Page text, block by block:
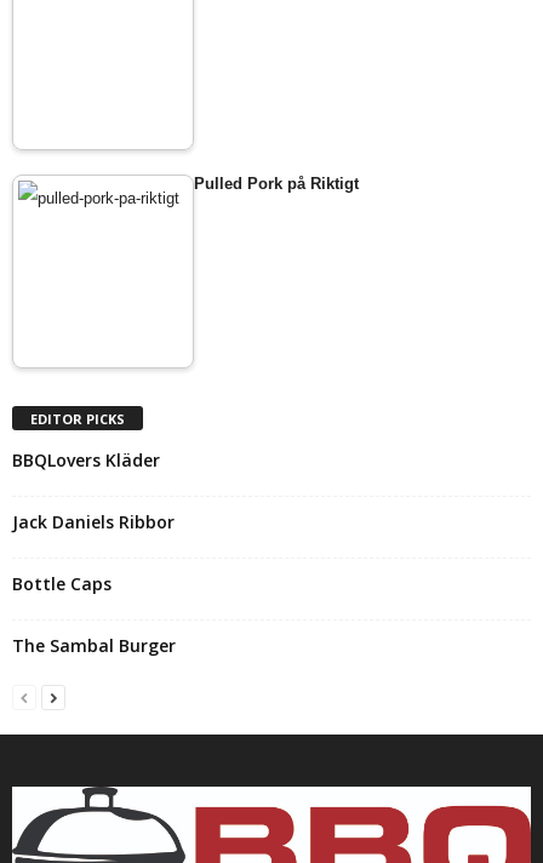
Pulled Pork på Riktigt
EDITOR PICKS
BBQLovers Kläder
Jack Daniels Ribbor
Bottle Caps
The Sambal Burger